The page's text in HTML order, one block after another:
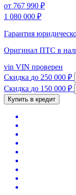
от 767 990 ₽
1 080 000 ₽
Гарантия
Оригинал ПТС в
vin VIN проверен
Скидка до 250 000 ₽
Скидка до 150 000 ₽
Купить в кредит